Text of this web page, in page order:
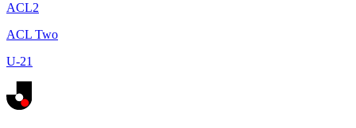
ACL2
ACL Two
U-21